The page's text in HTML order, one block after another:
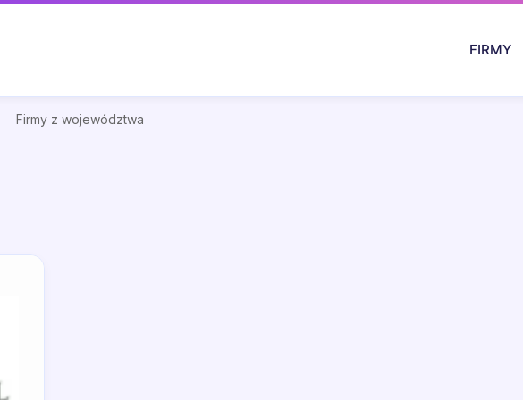
FIRMY
Firmy z województwa